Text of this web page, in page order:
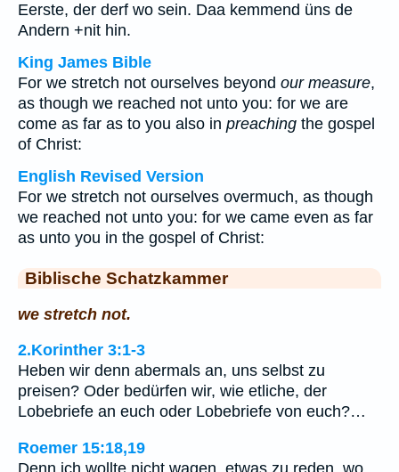
Eerste, der derf wo sein. Daa kemmend üns de
Andern +nit hin.
King James Bible
For we stretch not ourselves beyond our measure,
as though we reached not unto you: for we are
come as far as to you also in preaching the gospel
of Christ:
English Revised Version
For we stretch not ourselves overmuch, as though
we reached not unto you: for we came even as far
as unto you in the gospel of Christ:
Biblische Schatzkammer
we stretch not.
2.Korinther 3:1-3
Heben wir denn abermals an, uns selbst zu
preisen? Oder bedürfen wir, wie etliche, der
Lobebriefe an euch oder Lobebriefe von euch?…
Roemer 15:18,19
Denn ich wollte nicht wagen, etwas zu reden, wo